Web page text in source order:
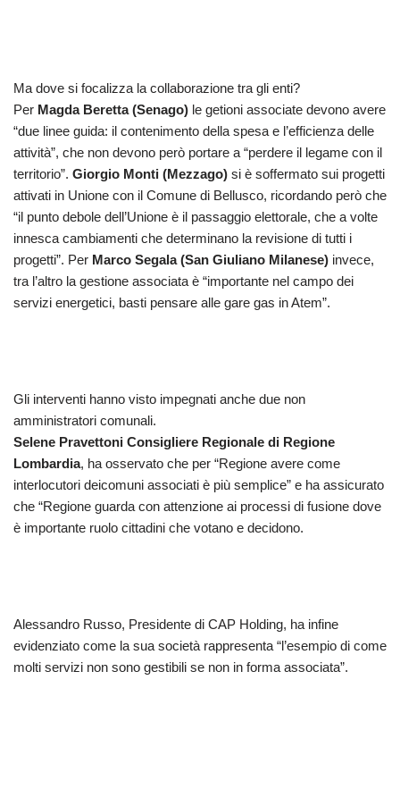
Ma dove si focalizza la collaborazione tra gli enti?
Per Magda Beretta (Senago) le getioni associate devono avere
“due linee guida: il contenimento della spesa e l’efficienza delle
attività”, che non devono però portare a “perdere il legame con il
territorio”. Giorgio Monti (Mezzago) si è soffermato sui progetti
attivati in Unione con il Comune di Bellusco, ricordando però che
“il punto debole dell’Unione è il passaggio elettorale, che a volte
innesca cambiamenti che determinano la revisione di tutti i
progetti”. Per Marco Segala (San Giuliano Milanese) invece,
tra l’altro la gestione associata è “importante nel campo dei
servizi energetici, basti pensare alle gare gas in Atem”.
Gli interventi hanno visto impegnati anche due non
amministratori comunali.
Selene Pravettoni Consigliere Regionale di Regione
Lombardia, ha osservato che per “Regione avere come
interlocutori deicomuni associati è più semplice” e ha assicurato
che “Regione guarda con attenzione ai processi di fusione dove
è importante ruolo cittadini che votano e decidono.
Alessandro Russo, Presidente di CAP Holding, ha infine
evidenziato come la sua società rappresenta “l’esempio di come
molti servizi non sono gestibili se non in forma associata”.